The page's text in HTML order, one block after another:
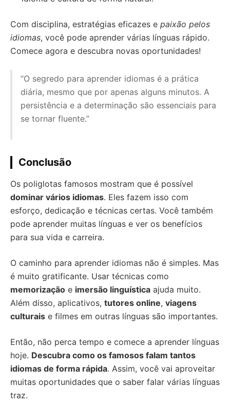
Com disciplina, estratégias eficazes e paixão pelos
idiomas, você pode aprender várias línguas rápido.
Comece agora e descubra novas oportunidades!
“O segredo para aprender idiomas é a prática
diária, mesmo que por apenas alguns minutos. A
persistência e a determinação são essenciais para
se tornar fluente.”
Conclusão
Os poliglotas famosos mostram que é possível
dominar vários idiomas. Eles fazem isso com
esforço, dedicação e técnicas certas. Você também
pode aprender muitas línguas e ver os benefícios
para sua vida e carreira.
O caminho para aprender idiomas não é simples. Mas
é muito gratificante. Usar técnicas como
memorização e imersão linguística ajuda muito.
Além disso, aplicativos, tutores online, viagens
culturais e filmes em outras línguas são importantes.
Então, não perca tempo e comece a aprender línguas
hoje. Descubra como os famosos falam tantos
idiomas de forma rápida. Assim, você vai aproveitar
muitas oportunidades que o saber falar várias línguas
traz.